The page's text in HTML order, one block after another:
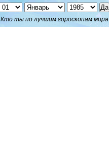
Кто ты по лучшим гороскопам мира